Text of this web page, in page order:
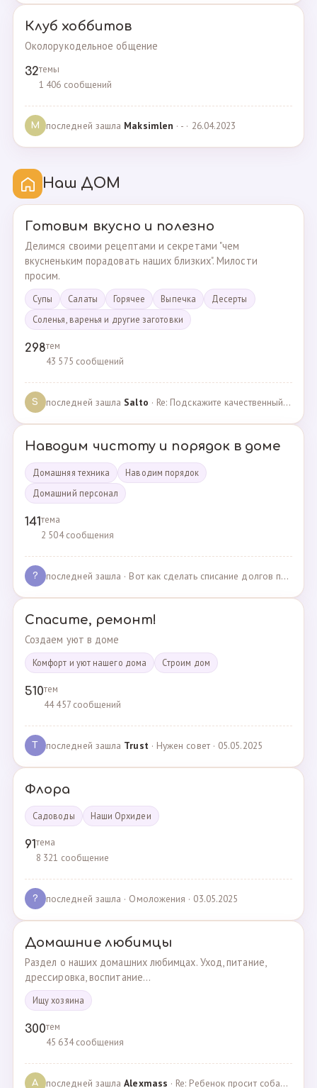
Клуб хоббитов
Околорукодельное общение
32темы
1 406 сообщений
M последней зашла Maksimlen · - · 26.04.2023
Наш ДОМ
Готовим вкусно и полезно
Делимся своими рецептами и секретами "чем
вкусненьким порадовать наших близких". Милости
просим.
Супы Cалаты Горячее Выпечка
Десерты
Соленья, варенья и другие заготовки
298тем
43 575 сообщений
S последней зашла Salto · Re: Подскажите качественный и крепкий капсульный ко… · 01.09.2024
Наводим чистоту и порядок в доме
Домашняя техника
Наводим порядок
Домашний персонал
141тема
2 504 сообщения
? последней зашла · Вот как сделать списание долгов по жкх? · 02.05.2025
Спасите, ремонт!
Создаем уют в доме
Комфорт и уют нашего дома Cтроим дом
510тем
44 457 сообщений
T последней зашла Trust · Нужен совет · 05.05.2025
Флора
Садоводы Наши Орхидеи
91тема
8 321 сообщение
? последней зашла · Омоложения · 03.05.2025
Домашние любимцы
Раздел о наших домашних любимцах. Уход, питание,
дрессировка, воспитание...
Ищу хозяина
300тем
45 634 сообщения
A последней зашлаAlexmass · Re: Ребенок просит собаку, посоветуйте какую породу… · 30.03.2025